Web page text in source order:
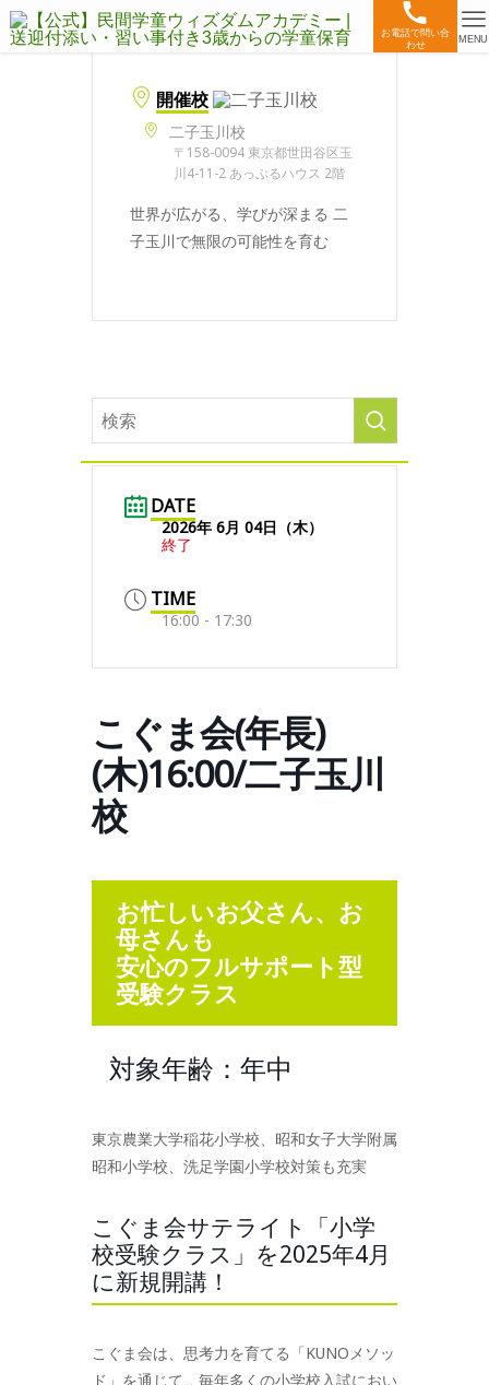
お電話で問い合
わせ
MENU
開催校
二子玉川校
〒158-0094 東京都世田谷区玉
川4-11-2 あっぷるハウス 2階
世界が広がる、学びが深まる 二
子玉川で無限の可能性を育む
DATE
2026年 6月 04日（木）
終了
TIME
16:00 - 17:30
こぐま会(年長)
(木)16:00/二子玉川
校
お忙しいお父さん、お
母さんも
安心のフルサポート型
受験クラス
対象年齢：年中
東京農業大学稲花小学校、昭和女子大学附属
昭和小学校、洗足学園小学校対策も充実
こぐま会サテライト「小学
校受験クラス」を2025年4月
に新規開講！
こぐま会は、思考力を育てる「KUNOメソッ
ド」を通じて、毎年多くの小学校入試におい